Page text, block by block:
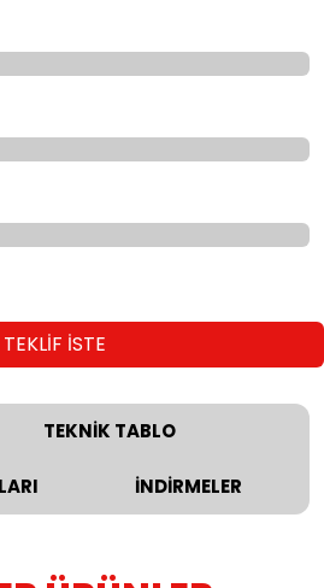
TEKLİF İSTE
TEKNİK TABLO
İNDİRMELER